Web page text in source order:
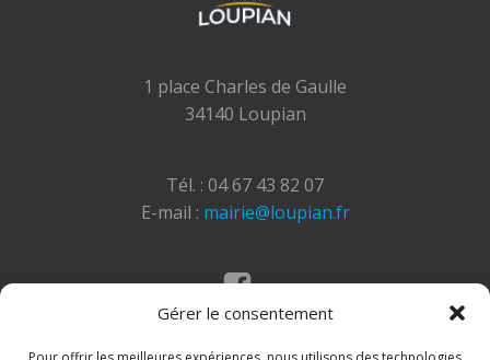
Gérer le consentement
1 place Charles de Gaulle
34140 Loupian
Tél. : 04 67 43 82 07
E-mail : mairie@loupian.fr